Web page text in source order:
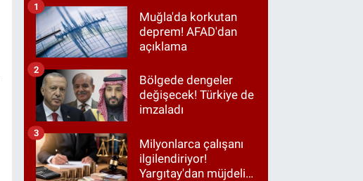
Muğla'da korkutan
deprem! AFAD'dan
açıklama
1
Bölgede dengeler
değişecek! Türkiye de
imzaladı
2
Milyonlarca çalışanı
ilgilendiriyor!
Yargıtay'dan müjdeli
3